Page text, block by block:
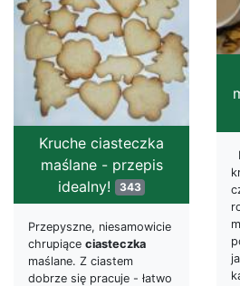
Kruche ciasteczka
maślane - przepis
idealny!
343
Przepyszne, niesamowicie
chrupiące ciasteczka
maślane. Z ciastem
dobrze się pracuje - łatwo